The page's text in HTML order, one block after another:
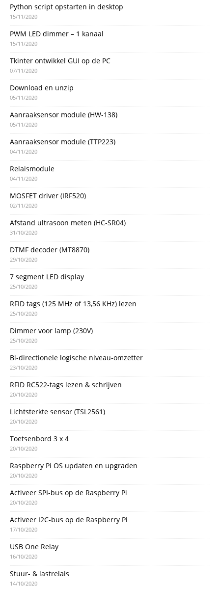
Python script opstarten in desktop
15/11/2020
PWM LED dimmer – 1 kanaal
15/11/2020
Tkinter ontwikkel GUI op de PC
07/11/2020
Download en unzip
05/11/2020
Aanraaksensor module (HW-138)
05/11/2020
Aanraaksensor module (TTP223)
04/11/2020
Relaismodule
04/11/2020
MOSFET driver (IRF520)
02/11/2020
Afstand ultrasoon meten (HC-SR04)
31/10/2020
DTMF decoder (MT8870)
29/10/2020
7 segment LED display
25/10/2020
RFID tags (125 MHz of 13,56 KHz) lezen
25/10/2020
Dimmer voor lamp (230V)
25/10/2020
Bi-directionele logische niveau-omzetter
23/10/2020
RFID RC522-tags lezen & schrijven
20/10/2020
Lichtsterkte sensor (TSL2561)
20/10/2020
Toetsenbord 3 x 4
20/10/2020
Raspberry Pi OS updaten en upgraden
20/10/2020
Activeer SPI-bus op de Raspberry Pi
20/10/2020
Activeer I2C-bus op de Raspberry Pi
17/10/2020
USB One Relay
16/10/2020
Stuur- & lastrelais
14/10/2020